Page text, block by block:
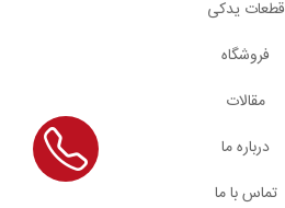
قطعات یدکی
فروشگاه
مقالات
درباره ما
تماس با ما